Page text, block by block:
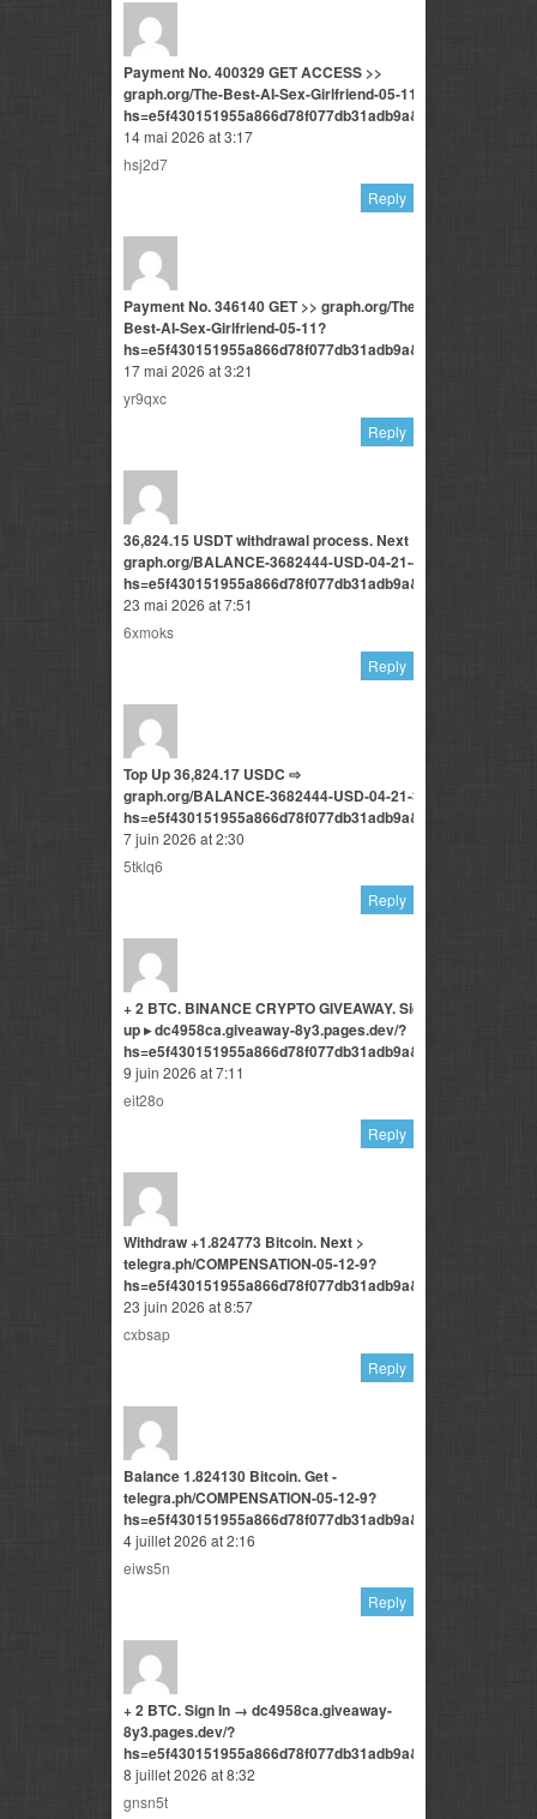
Payment No. 400329 GET ACCESS >>
graph.org/The-Best-AI-Sex-Girlfriend-05-11?
hs=e5f430151955a866d78f077db31adb9a&
14 mai 2026 at 3:17
hsj2d7
Reply
Payment No. 346140 GET >> graph.org/The-
Best-AI-Sex-Girlfriend-05-11?
hs=e5f430151955a866d78f077db31adb9a&
17 mai 2026 at 3:21
yr9qxc
Reply
36,824.15 USDT withdrawal process. Next →
graph.org/BALANCE-3682444-USD-04-21-4?
hs=e5f430151955a866d78f077db31adb9a&
23 mai 2026 at 7:51
6xmoks
Reply
Top Up 36,824.17 USDC ⇨
graph.org/BALANCE-3682444-USD-04-21-3?
hs=e5f430151955a866d78f077db31adb9a&
7 juin 2026 at 2:30
5tklq6
Reply
+ 2 BTC. BINANCE CRYPTO GIVEAWAY. Sign
up ▸ dc4958ca.giveaway-8y3.pages.dev/?
hs=e5f430151955a866d78f077db31adb9a&
9 juin 2026 at 7:11
eit28o
Reply
Withdraw +1.824773 Bitcoin. Next >
telegra.ph/COMPENSATION-05-12-9?
hs=e5f430151955a866d78f077db31adb9a&
23 juin 2026 at 8:57
cxbsap
Reply
Balance 1.824130 Bitcoin. Get -
telegra.ph/COMPENSATION-05-12-9?
hs=e5f430151955a866d78f077db31adb9a&
4 juillet 2026 at 2:16
eiws5n
Reply
+ 2 BTC. Sign In → dc4958ca.giveaway-
8y3.pages.dev/?
hs=e5f430151955a866d78f077db31adb9a&
8 juillet 2026 at 8:32
gnsn5t